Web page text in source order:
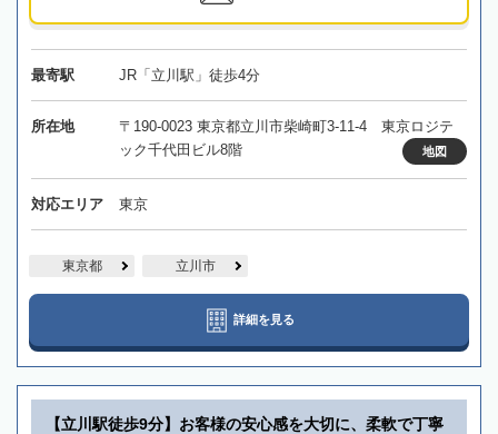
最寄駅 JR「立川駅」徒歩4分
所在地
〒190-0023 東京都立川市柴崎町3-11-4 東京ロジテ
ック千代田ビル8階
地図
対応エリア 東京
東京都 立川市
詳細を見る
【立川駅徒歩9分】お客様の安心感を大切に、柔軟で丁寧